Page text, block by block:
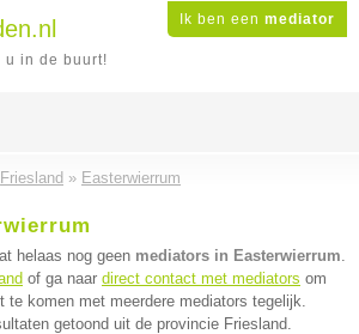
Ik ben een mediator
u in de buurt!
Friesland » Easterwierrum
helaas nog geen mediators in Easterwierrum.
of ga naar direct contact met mediators om
te komen met meerdere mediators tegelijk.
getoond uit de provincie Friesland.